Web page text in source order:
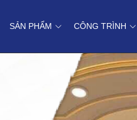
SẢN PHẨM CÔNG TRÌNH